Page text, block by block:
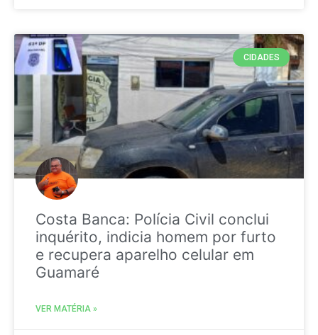
CIDADES
Costa Banca: Polícia Civil conclui
inquérito, indicia homem por furto
e recupera aparelho celular em
Guamaré
VER MATÉRIA »